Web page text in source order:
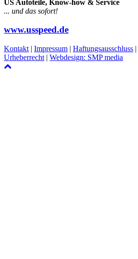
US Autoteile, Know-how & Service
... und das sofort!
www.usspeed.de
Kontakt | Impressum | Haftungsausschluss |
Urheberrecht | Webdesign: SMP media